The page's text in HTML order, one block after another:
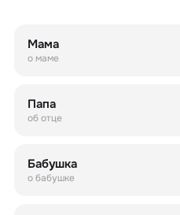
Мама
о маме
Папа
об отце
Бабушка
о бабушке